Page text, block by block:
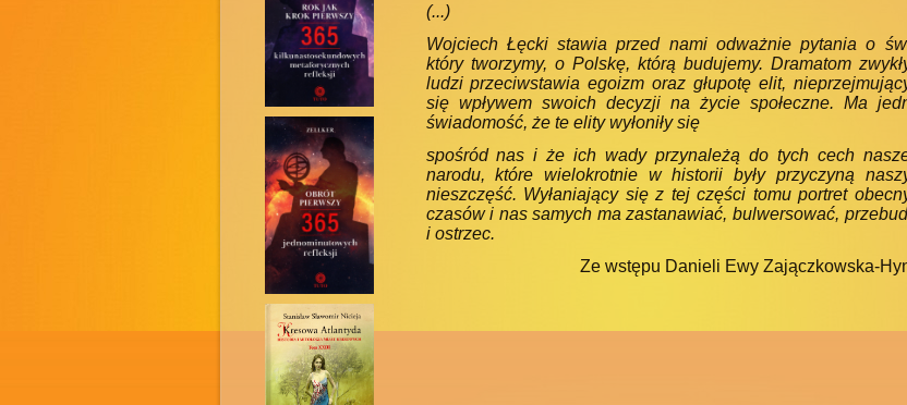
(...)
Wojciech Łęcki stawia przed nami odważnie pytania o
który tworzymy, o Polskę, którą budujemy. Dramatom
ludzi przeciwstawia egoizm oraz głupotę elit,
się wpływem swoich decyzji na życie społeczne. Ma
świadomość, że te elity wyłoniły się
spośród nas i że ich wady przynależą do tych cech
narodu, które wielokrotnie w historii były przyczyną
nieszczęść. Wyłaniający się z tej części tomu portret
czasów i nas samych ma zastanawiać, bulwersować,
i ostrzec.
Ze wstępu Danieli Ewy Zajączkowska-